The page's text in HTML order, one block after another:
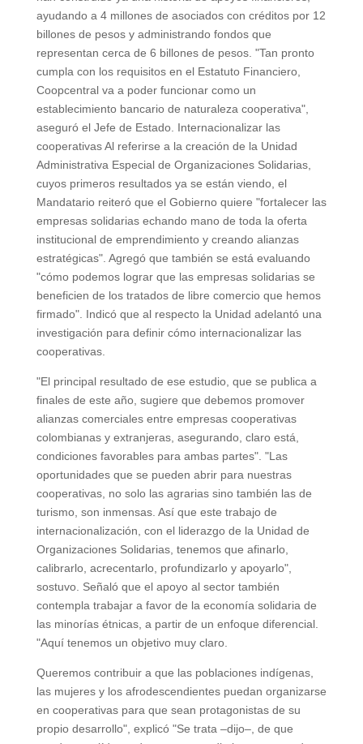
ayudando a 4 millones de asociados con créditos por 12
billones de pesos y administrando fondos que
representan cerca de 6 billones de pesos. "Tan pronto
cumpla con los requisitos en el Estatuto Financiero,
Coopcentral va a poder funcionar como un
establecimiento bancario de naturaleza cooperativa",
aseguró el Jefe de Estado. Internacionalizar las
cooperativas Al referirse a la creación de la Unidad
Administrativa Especial de Organizaciones Solidarias,
cuyos primeros resultados ya se están viendo, el
Mandatario reiteró que el Gobierno quiere "fortalecer las
empresas solidarias echando mano de toda la oferta
institucional de emprendimiento y creando alianzas
estratégicas". Agregó que también se está evaluando
"cómo podemos lograr que las empresas solidarias se
beneficien de los tratados de libre comercio que hemos
firmado". Indicó que al respecto la Unidad adelantó una
investigación para definir cómo internacionalizar las
cooperativas.
"El principal resultado de ese estudio, que se publica a
finales de este año, sugiere que debemos promover
alianzas comerciales entre empresas cooperativas
colombianas y extranjeras, asegurando, claro está,
condiciones favorables para ambas partes". "Las
oportunidades que se pueden abrir para nuestras
cooperativas, no solo las agrarias sino también las de
turismo, son inmensas. Así que este trabajo de
internacionalización, con el liderazgo de la Unidad de
Organizaciones Solidarias, tenemos que afinarlo,
calibrarlo, acrecentarlo, profundizarlo y apoyarlo",
sostuvo. Señaló que el apoyo al sector también
contempla trabajar a favor de la economía solidaria de
las minorías étnicas, a partir de un enfoque diferencial.
"Aquí tenemos un objetivo muy claro.
Queremos contribuir a que las poblaciones indígenas,
las mujeres y los afrodescendientes puedan organizarse
en cooperativas para que sean protagonistas de su
propio desarrollo", explicó "Se trata –dijo–, de que